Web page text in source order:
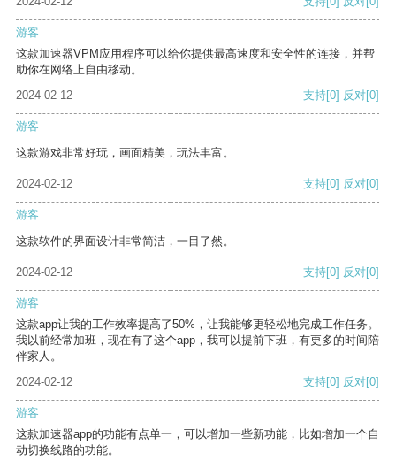
游客
这款加速器VPM应用程序可以给你提供最高速度和安全性的连接，并帮
助你在网络上自由移动。
2024-02-12
支持[0] 反对[0]
游客
这款游戏非常好玩，画面精美，玩法丰富。
2024-02-12 支持[0] 反对[0]
游客
这款软件的界面设计非常简洁，一目了然。
2024-02-12 支持[0] 反对[0]
游客
这款app让我的工作效率提高了50%，让我能够更轻松地完成工作任务。
我以前经常加班，现在有了这个app，我可以提前下班，有更多的时间陪
伴家人。
2024-02-12
支持[0] 反对[0]
游客
这款加速器app的功能有点单一，可以增加一些新功能，比如增加一个自
动切换线路的功能。